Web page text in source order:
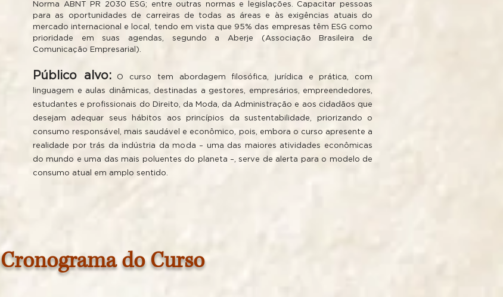
Norma ABNT PR 2030 ESG; entre outras normas e legislações. Capacitar pessoas
para as oportunidades de carreiras de todas as áreas e às exigências atuais do
mercado internacional e local, tendo em vista que 95% das empresas têm ESG como
prioridade em suas agendas, segundo a Aberje (Associação Brasileira de
Comunicação Empresarial).
Público alvo:
O curso tem abordagem filosófica, jurídica e prática, com
linguagem e aulas dinâmicas, destinadas a gestores, empresários, empreendedores,
estudantes e profissionais do Direito, da Moda, da Administração e aos cidadãos que
desejam adequar seus hábitos aos princípios da sustentabilidade, priorizando o
consumo responsável, mais saudável e econômico, pois, embora o curso apresente a
realidade por trás da indústria da moda – uma das maiores atividades econômicas
do mundo e uma das mais poluentes do planeta –, serve de alerta para o modelo de
consumo atual em amplo sentido.
Cronograma do Curso